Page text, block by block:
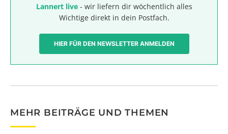
Lannert live- wir liefern dir wöchentlich alles
Wichtige direkt in dein Postfach.
HIER FÜR DEN NEWSLETTER ANMELDEN
MEHR BEITRÄGE UND THEMEN